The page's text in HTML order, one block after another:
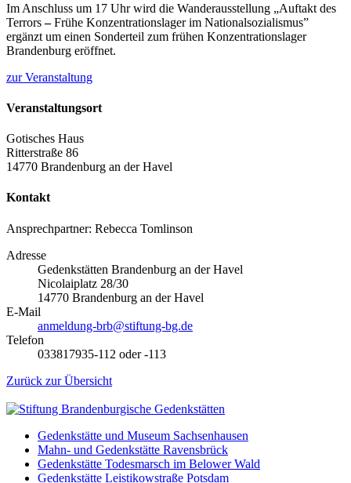
Im Anschluss um 17 Uhr wird die Wanderausstellung „Auftakt des
Terrors–Frühe Konzentrationslager im Nationalsozialismus”
ergänzt um einen Sonderteil zum frühen Konzentrationslager
Brandenburg eröffnet.
zur Veranstaltung
Veranstaltungsort
Gotisches Haus
Ritterstraße 86
14770 Brandenburg an der Havel
Kontakt
Ansprechpartner: Rebecca Tomlinson
Adresse
Gedenkstätten Brandenburg an der Havel
Nicolaiplatz 28/30
14770 Brandenburg an der Havel
E-Mail
anmeldung-brb@stiftung-bg.de
Telefon
033817935-112 oder -113
Zurück zur Übersicht
Gedenkstätte und Museum Sachsenhausen
Mahn- und Gedenkstätte Ravensbrück
Gedenkstätte Todesmarsch im Belower Wald
Gedenkstätte Leistikowstraße Potsdam